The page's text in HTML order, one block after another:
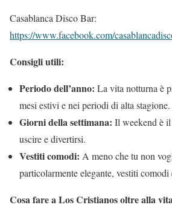
Casablanca Disco Bar:
https://www.facebook.com/
Consigli utili:
Periodo dell’anno: La vita notturna è
mesi estivi e nei periodi di alta stagione.
Giorni della settimana: Il weekend è
uscire e divertirsi.
Vestiti comodi: A meno che tu non
particolarmente elegante, vestiti
Cosa fare a Los Cristianos oltre alla